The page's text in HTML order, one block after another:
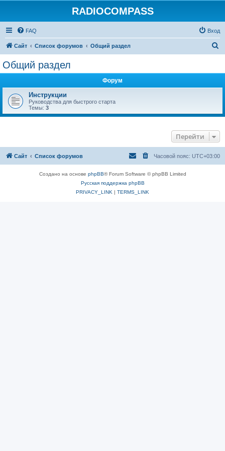
RADIOCOMPASS
FAQ Вход
Сайт Список форумов Общий раздел
Общий раздел
Форум
Инструкции
Руководства для быстрого старта
Темы: 3
Перейти
Сайт Список форумов Часовой пояс: UTC+03:00
Создано на основе phpBB® Forum Software © phpBB Limited
Русская поддержка phpBB
PRIVACY_LINK | TERMS_LINK